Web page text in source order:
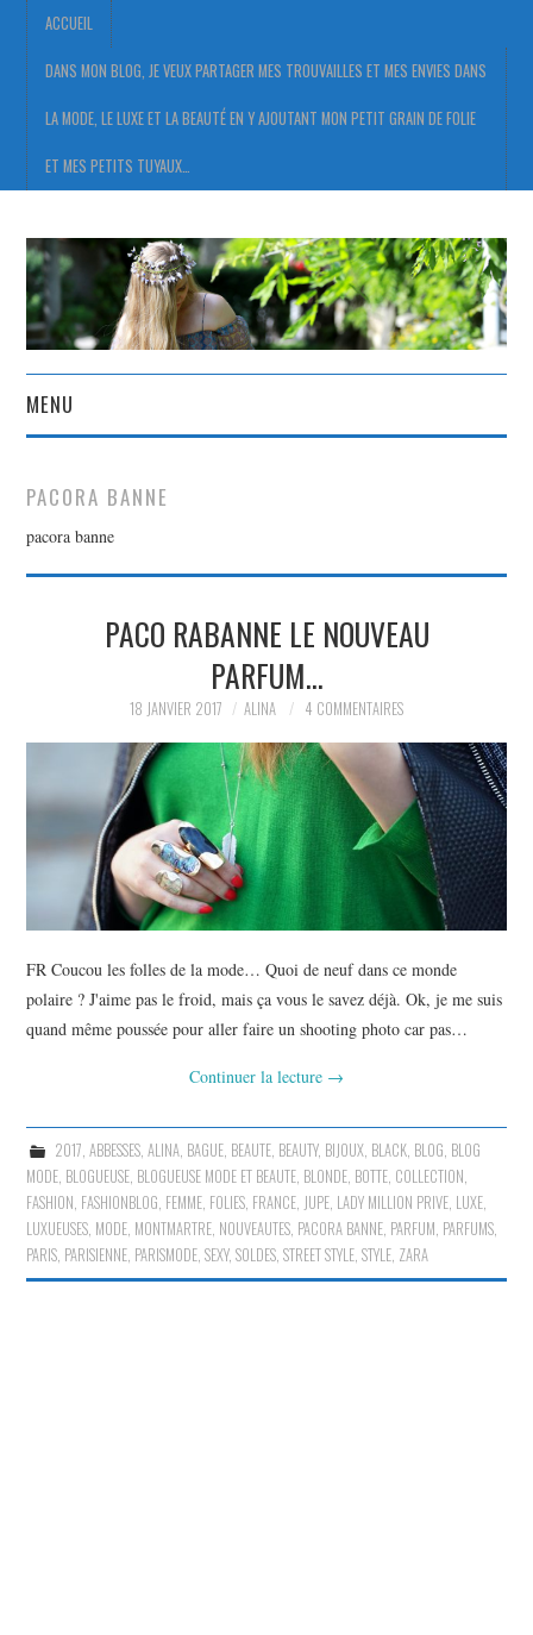
ACCUEIL
DANS MON BLOG, JE VEUX PARTAGER MES TROUVAILLES ET MES ENVIES DANS
LA MODE, LE LUXE ET LA BEAUTÉ EN Y AJOUTANT MON PETIT GRAIN DE FOLIE
ET MES PETITS TUYAUX…
MENU
DANS MON BLOG, JE VEUX
PARTAGER MES
TROUVAILLES ET MES
ENVIES DANS LA MODE, LE
LUXE ET LA BEAUTÉ EN Y
AJOUTANT MON PETIT
GRAIN DE FOLIE ET MES
PETITS TUYAUX…
PACORA BANNE
pacora banne
PACO RABANNE LE NOUVEAU
PARFUM…
18 JANVIER 2017 ALINA 4 COMMENTAIRES
FR Coucou les folles de la mode… Quoi de neuf dans ce monde
polaire ? J'aime pas le froid, mais ça vous le savez déjà. Ok, je me suis
quand même poussée pour aller faire un shooting photo car pas…
Continuer la lecture →
2017 ABBESSES, ALINA, BAGUE, BEAUTE, BEAUTY, BIJOUX, BLACK, BLOG BLOG
MODE BLOGUEUSE BLOGUEUSE MODE ET BEAUTE BLONDE BOTTE COLLECTION
FASHION FASHIONBLOG FEMME FOLIES FRANCE JUPE LADY MILLION PRIVE LUXE
LUXUEUSES MODE MONTMARTRE NOUVEAUTES PACORA BANNE PARFUM PARFUMS
PARIS PARISIENNE PARISMODE ,SEXY,SOLDES ,STREET STYLE ,STYLE ZARA